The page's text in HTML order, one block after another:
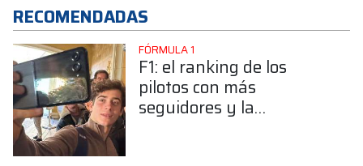
RECOMENDADAS
FÓRMULA 1
F1: el ranking de los
pilotos con más
seguidores y la